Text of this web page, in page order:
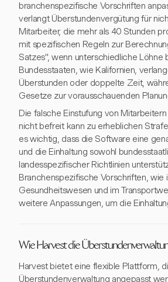
branchenspezifische Vorschriften
verlangt Überstundenvergütung für
Mitarbeiter, die mehr als 40 Stunden
mit spezifischen Regeln zur
Satzes", wenn unterschiedliche Löhne
Bundesstaaten, wie Kalifornien,
Überstunden oder doppelte Zeit,
Gesetze zur vorausschauenden
Die falsche Einstufung von
nicht befreit kann zu erheblichen
es wichtig, dass die Software eine
und die Einhaltung sowohl
landesspezifischer Richtlinien
Branchenspezifische Vorschriften, wie
Gesundheitswesen und im
weitere Anpassungen, um die
Wie Harvest die
Harvest bietet eine flexible Plattform,
Überstundenverwaltung angepasst